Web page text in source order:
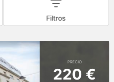
Filtros
PRECIO
220 €